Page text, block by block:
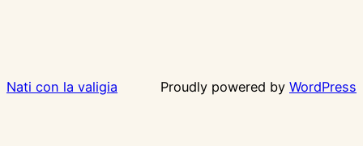
Nati con la valigia Proudly powered by WordPress